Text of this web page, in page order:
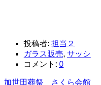
投稿者: 担当２
ガラス販売, サッシ
コメント: 0
加世田葬祭 さくら会館